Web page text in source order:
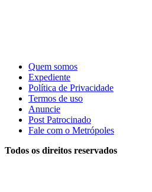
Quem somos
Expediente
Política de Privacidade
Termos de uso
Anuncie
Post Patrocinado
Fale com o Metrópoles
Todos os direitos reservados